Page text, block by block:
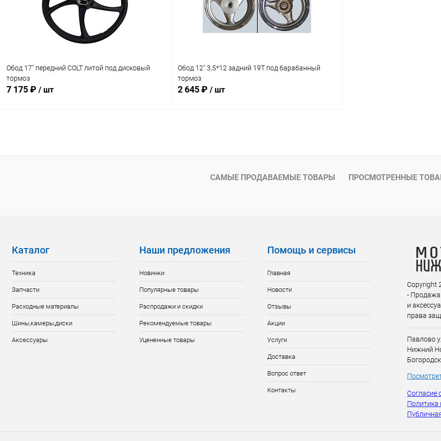
В избранное В наличии В избранное В наличии
Обод 17" передний COLT литой под дисковый
тормоз
7 175 ₽ / шт
Сравнение
Обод 12" 3,5*12 задний 19Т под барабанный
тормоз
2 645 ₽ / шт
Сравнение
САМЫЕ ПРОДАВАЕМЫЕ ТОВАРЫ ПРОСМОТРЕННЫЕ
Каталог
Техника
Запчасти
Расходные материалы
Шины,камеры,диски
Аксессуары
Наши предложения
Новинки
Популярные товары
Распродажи и скидки
Рекомендуемые товары
Уцененные товары
Помощь и сервисы
Главная
Новости
Отзывы
Акции
Услуги
Доставка
Вопрос ответ
Контакты
Copyright
- Продажа
и
права
Павлово
Нижний
Согласие
Политика